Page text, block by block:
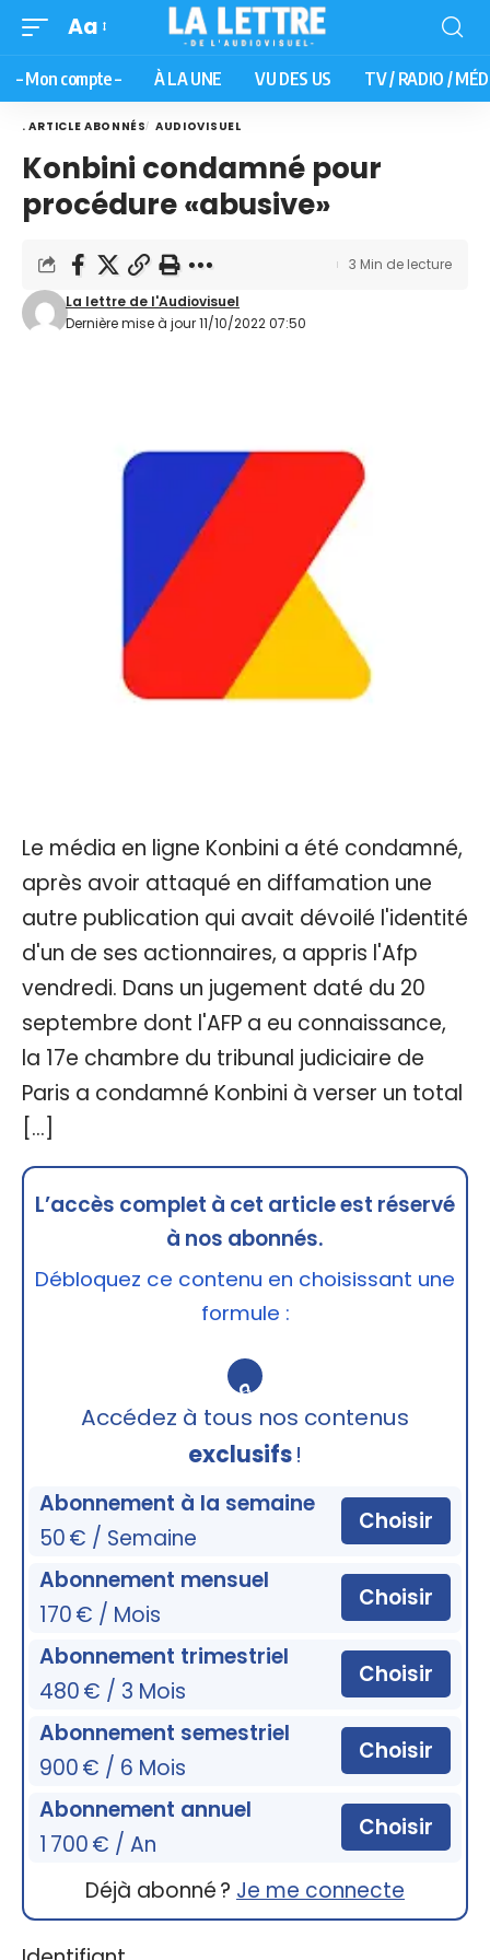
Aa
– Mon compte – À LA UNE VU DES US TV / RADIO /
. ARTICLE ABONNÉS AUDIOVISUEL
Konbini condamné pour
procédure «abusive»
Dernière mise à jour 11/10/2022 07:50
La lettre de l'Audiovisuel
3 Min de lecture
Le média en ligne Konbini a été condamné,
après avoir attaqué en diffamation une
autre publication qui avait dévoilé l'identité
d'un de ses actionnaires, a appris l'Afp
vendredi. Dans un jugement daté du 20
septembre dont l'AFP a eu connaissance,
la 17e chambre du tribunal judiciaire de
Paris a condamné Konbini à verser un total
[…]
L’accès complet à cet article est réservé
à nos abonnés.
Débloquez ce contenu en choisissant une
formule :
🔒
Accédez à tous nos contenus
exclusifs!
Abonnement à la semaine
50 € / Semaine
Choisir
Abonnement mensuel
170 € / Mois
Choisir
Abonnement trimestriel
480 € / 3 Mois
Choisir
Abonnement semestriel
900 € / 6 Mois
Choisir
Abonnement annuel
1 700 € / An
Choisir
Déjà abonné ? Je me connecte